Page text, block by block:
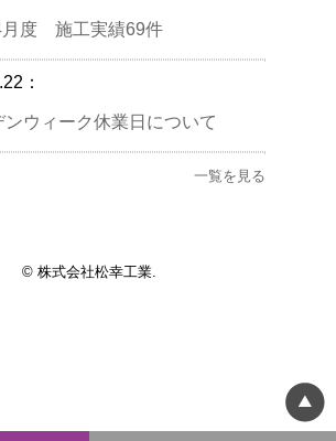
月度 施工実績69件
：
ンウィーク休業日について
一覧を見る
© 株式会社松幸工業.